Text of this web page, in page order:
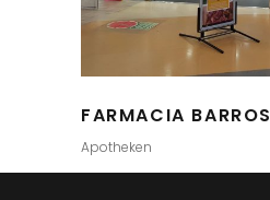
FARMACIA BARROS
Apotheken